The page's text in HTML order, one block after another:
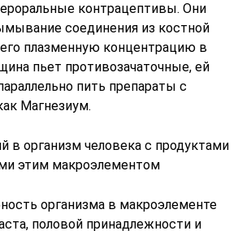
контрацептивы. Они
соединения из костной
плазменную концентрацию в
пьет противозачаточные, ей
пить препараты с
Магнезиум.
в организм человека с продуктами
этим макроэлементом
организма в макроэлементе
половой принадлежности и